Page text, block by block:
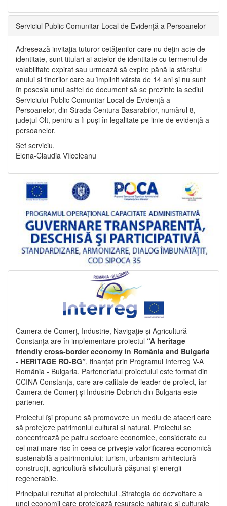
Serviciul Public Comunitar Local de Evidență a Persoanelor
Adresează invitația tuturor cetățenilor care nu dețin acte de
identitate, sunt titulari ai actelor de identitate cu termenul de
valabilitate expirat sau urmează să expire până la sfârșitul
anului și tinerilor care au împlinit vârsta de 14 ani și nu sunt
în posesia unui astfel de document să se prezinte la sediul
Serviciului Public Comunitar Local de Evidență a
Persoanelor, din Strada Centura Basarabilor, numărul 8,
județul Olt, pentru a fi puși în legalitate pe linie de evidență a
persoanelor.
Șef serviciu,
Elena-Claudia Vîlceleanu
Camera de Comerț, Industrie, Navigație și Agricultură
Constanța are în implementare proiectul “A heritage
friendly cross-border economy in România and Bulgaria
- HERITAGE RO-BG”, finanțat prin Programul Interreg V-A
România - Bulgaria. Parteneriatul proiectului este format din
CCINA Constanța, care are calitate de leader de proiect, iar
Camera de Comerț și Industrie Dobrich din Bulgaria este
partener.
Proiectul își propune să promoveze un mediu de afaceri care
să protejeze patrimoniul cultural și natural. Proiectul se
concentrează pe patru sectoare economice, considerate cu
cel mai mare risc în ceea ce privește valorificarea economică
sustenabilă a patrimoniului: turism, urbanism-arhitectură-
construcții, agricultură-silvicultură-pășunat și energii
regenerabile.
Principalul rezultat al proiectului „Strategia de dezvoltare a
unei economii care protejează resursele naturale și culturale